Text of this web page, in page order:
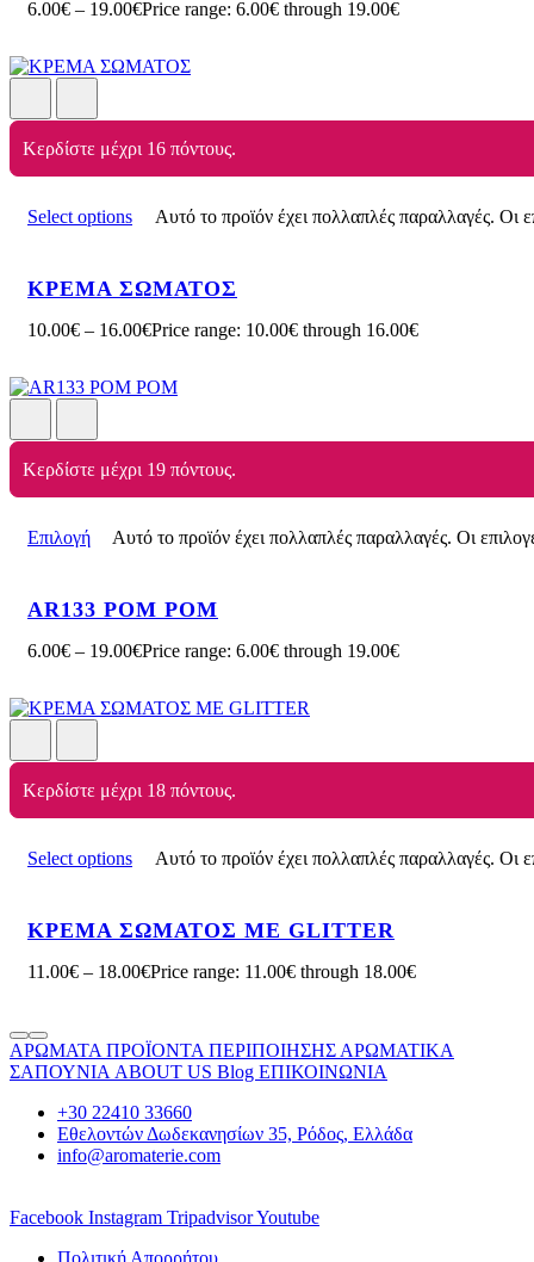
6.00€ – 19.00€Price range: 6.00€ through 19.00€
Κερδίστε μέχρι 16 πόντους.
Select options Αυτό το προϊόν έχει πολλαπλές παραλλαγές. Οι
ΚΡΕΜΑ ΣΩΜΑΤΟΣ
10.00€ – 16.00€Price range: 10.00€ through 16.00€
Κερδίστε μέχρι 19 πόντους.
Επιλογή Αυτό το προϊόν έχει πολλαπλές παραλλαγές. Οι
AR133 POM POM
6.00€ – 19.00€Price range: 6.00€ through 19.00€
Κερδίστε μέχρι 18 πόντους.
Select options Αυτό το προϊόν έχει πολλαπλές παραλλαγές. Οι
ΚΡΕΜΑ ΣΩΜΑΤΟΣ ΜΕ GLITTER
11.00€ – 18.00€Price range: 11.00€ through 18.00€
ΑΡΩΜΑΤΑ ΠΡΟΪΟΝΤΑ ΠΕΡΙΠΟΙΗΣΗΣ ΑΡΩΜΑΤΙΚΑ
ΣΑΠΟΥΝΙΑ ABOUT US Blog ΕΠΙΚΟΙΝΩΝΙΑ
+30 22410 33660
Εθελοντών Δωδεκανησίων 35, Ρόδος, Ελλάδα
info@aromaterie.com
Facebook Instagram TripadvisorYoutube
Πολιτική Απορρήτου